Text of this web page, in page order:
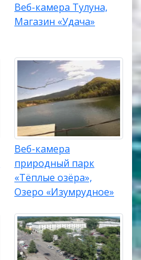
Веб-камера Тулуна,
Магазин «Удача»
Веб-камера
природный парк
«Тёплые озёра»,
Озеро «Изумрудное»